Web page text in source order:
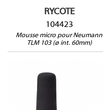
RYCOTE
104423
Mousse micro pour Neumann
TLM 103 (ø int. 60mm)
104413